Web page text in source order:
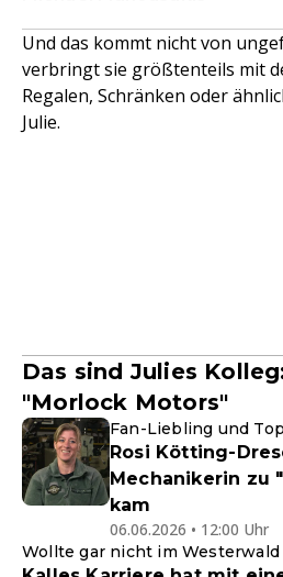
Und das kommt nicht von
verbringt sie größtenteils mit
Regalen, Schränken oder
Julie.
Das sind Julies
"Morlock Motors"
Fan-Liebling und
Rosi Kötting-
Mechanikerin zu
kam
06.06.2026 • 12:00 Uhr
Wollte gar nicht im